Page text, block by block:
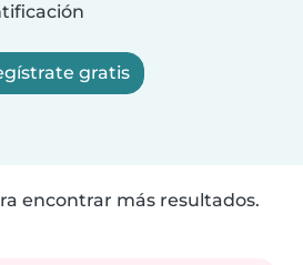
gratis
encontrar más resultados.